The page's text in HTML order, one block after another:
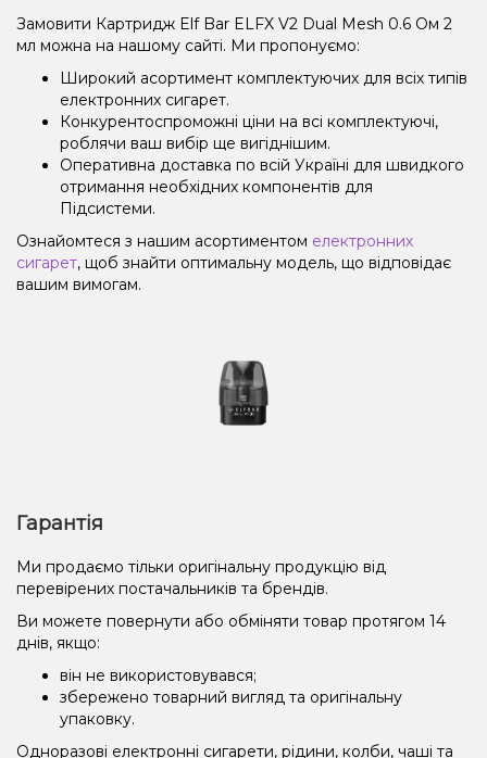
Замовити Картридж Elf Bar ELFX V2 Dual Mesh 0.6 Ом 2
мл можна на нашому сайті. Ми пропонуємо:
Широкий асортимент комплектуючих для всіх типів
електронних сигарет.
Конкурентоспроможні ціни на всі комплектуючі,
роблячи ваш вибір ще вигіднішим.
Оперативна доставка по всій Україні для швидкого
отримання необхідних компонентів для
Підсистеми.
Ознайомтеся з нашим асортиментом електронних
сигарет, щоб знайти оптимальну модель, що відповідає
вашим вимогам.
Гарантія
Ми продаємо тільки оригінальну продукцію від
перевірених постачальників та брендів.
Ви можете повернути або обміняти товар протягом 14
днів, якщо:
він не використовувався;
збережено товарний вигляд та оригінальну
упаковку.
Одноразові електронні сигарети, рідини, колби, чаші та